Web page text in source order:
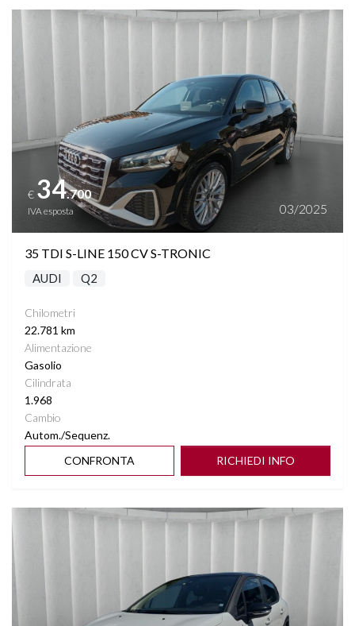
€ 34.700
IVA esposta 03/2025
35 TDI S-LINE 150 CV S-TRONIC
AUDI Q2
Chilometri
22.781 km
Alimentazione
Gasolio
Cilindrata
1.968
Cambio
Autom./Sequenz.
CONFRONTA
RICHIEDI INFO
Vedi dettagli